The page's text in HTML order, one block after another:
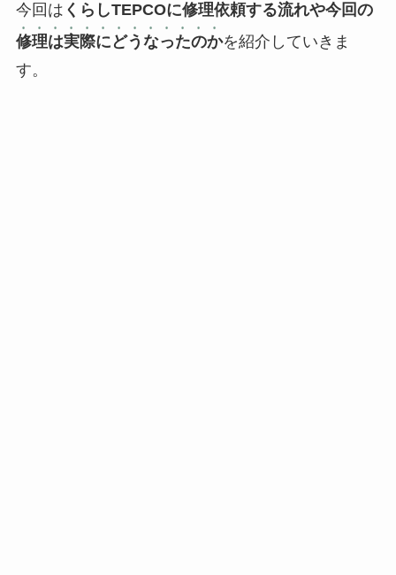
今回は くらしTEPCOに修理依頼する流れや今回の
修理は実際にどうなったのかを紹介していきま
す。